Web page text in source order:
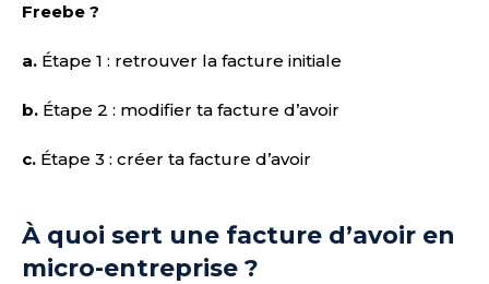
Freebe ?
a. Étape 1 : retrouver la facture initiale
b. Étape 2 : modifier ta facture d’avoir
c. Étape 3 : créer ta facture d’avoir
À quoi sert une facture d’avoir en
micro-entreprise ?